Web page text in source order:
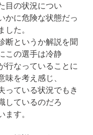
目の状況につい
かに危険な状態だっ
た。
断というか解説を聞
この選手は冷静
行なっていることに
を考え感じ、
っている状況でもき
しているのだろ
す。